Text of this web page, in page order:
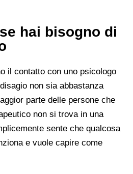
hai bisogno di
il contatto con uno psicologo
non sia abbastanza
parte delle persone che
non si trova in una
sente che qualcosa
e vuole capire come